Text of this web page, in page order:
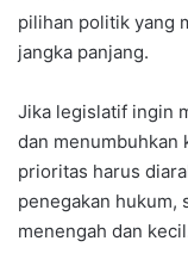
pilihan politik yang
jangka panjang.
Jika legislatif ingin
dan menumbuhkan
prioritas harus
penegakan hukum,
menengah dan